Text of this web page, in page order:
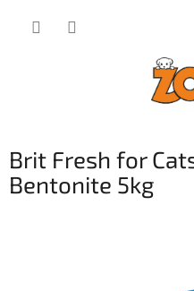
Brit Fresh for
Bentonite 5kg